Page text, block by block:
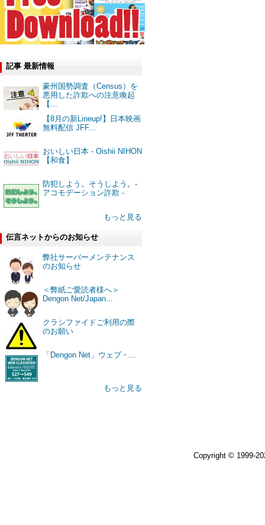
記事 最新情報
豪州国勢調査（Census）を
悪用した詐欺への注意喚起
【...
【8月の新Lineup!】日本映画
無料配信 JFF...
おいしい日本 - Oishii NIHON
【和食】
防犯しよう。そうしよう。-
アコモデーション詐欺 -
もっと見る
伝言ネットからのお知らせ
弊社サーバーメンテナンス
のお知らせ
＜弊紙ご愛読者様へ＞
Dengon Net/Japan...
クラシファイドご利用の際
のお願い
「Dengon Net」ウェブ・...
もっと見る
Copyright © 1999-